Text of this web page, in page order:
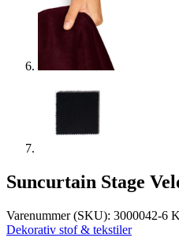
Suncurtain Stage
Varenummer (SKU): 3000042-6
Dekorativ stof & tekstiler